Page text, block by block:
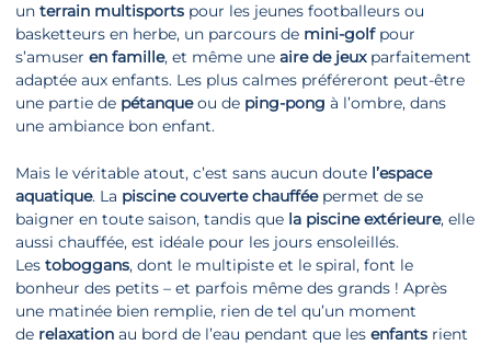
unterrain multisports pour les jeunes footballeurs ou
basketteurs en herbe, un parcours de mini-golfpour
s’amuseren famille, et même uneaire de jeuxparfaitement
adaptée aux enfants. Les plus calmes préféreront peut-être
une partie de pétanqueou de ping-pong à l’ombre, dans
une ambiance bon enfant.
Mais le véritable atout, c’est sans aucun doute l’espace
aquatique. La piscine couverte chaufféepermet de se
baigner en toute saison, tandis que la piscine extérieure, elle
aussi chauffée, est idéale pour les jours ensoleillés.
Lestoboggans, dont le multipiste et le spiral, font le
bonheur des petits – et parfois même des grands ! Après
une matinée bien remplie, rien de tel qu’un moment
de relaxation au bord de l’eau pendant que lesenfants rient